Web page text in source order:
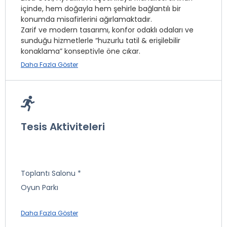
içinde, hem doğayla hem şehirle bağlantılı bir
konumda misafirlerini ağırlamaktadır.
Zarif ve modern tasarımı, konfor odaklı odaları ve
sunduğu hizmetlerle “huzurlu tatil & erişilebilir
konaklama” konseptiyle öne çıkar.
servis edilir ve tesis genelinde ücretsiz kablosuz
internet (WiFi) sunar.
Odalar & Konfor
Bazı odalar
manzaralı olarak tasarlanmıştır.
“Fırsat Oda – Kara Manzaralı”, “Standart Oda – Şehir
Daha Fazla Göster
Tesis Aktiviteleri
Toplantı Salonu *
Oyun Parkı
* ile işaretli özellikler ücretlidir.
Daha Fazla Göster